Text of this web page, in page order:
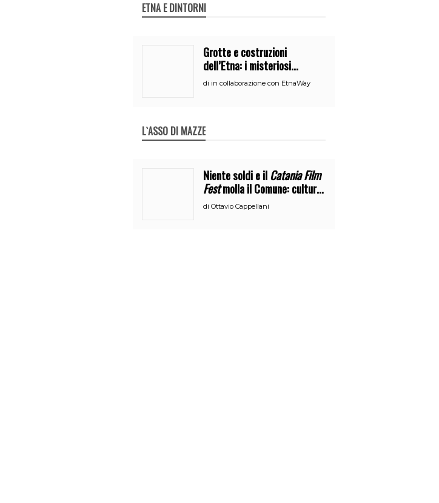
ETNA E DINTORNI
Grotte e costruzioni
dell’Etna: i misteriosi
nascondigli del vulcano
di in collaborazione con EtnaWay
L`ASSO DI MAZZE
Niente soldi e ilCatania Film
Festmolla il Comune: cultura
o broru di ciciri?
di Ottavio Cappellani